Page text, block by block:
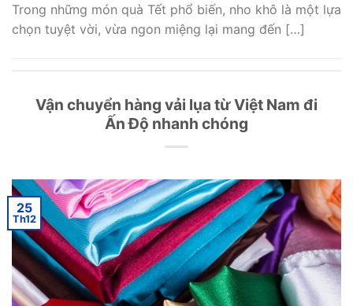
Trong những món quà Tết phổ biến, nho khô là một lựa
chọn tuyệt vời, vừa ngon miệng lại mang đến […]
Vận chuyển hàng vải lụa từ Việt Nam đi
Ấn Độ nhanh chóng
25
Th12